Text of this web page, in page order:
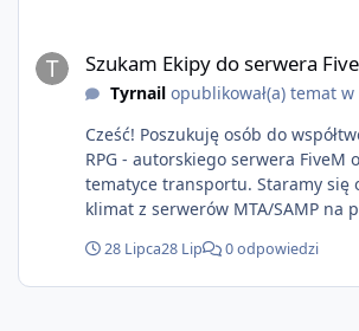
Szukam Ekipy do serwera
Tyrnailopublikował(a) temat w
Cześć! Poszukuję osób do współtworzenia TRUCK
RPG - autorskiego serwera FiveM
tematyce transportu. Staramy się
klimat z serwerów MTA/SAMP na
którzy chcą robić coś innego niż
Projekt tworzony jest od podstaw
28 Lipca28 Lip 0 odpowiedzi